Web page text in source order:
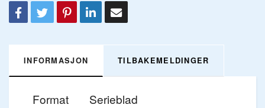
INFORMASJON TILBAKEMELDINGER
Format
Serieblad